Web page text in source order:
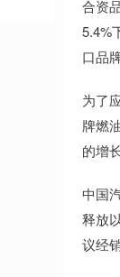
合资
5.4%
口品
为了
牌燃
的增
中国
释放
议经